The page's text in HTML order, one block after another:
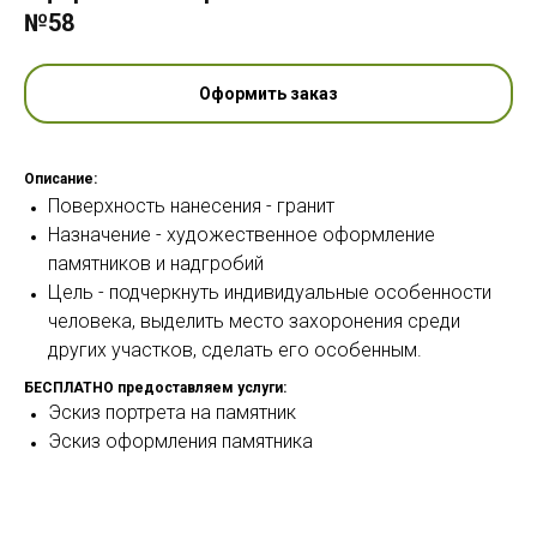
№58
Оформить заказ
Описание:
Поверхность нанесения - гранит
Назначение - художественное оформление
памятников и надгробий
Цель - подчеркнуть индивидуальные особенности
человека, выделить место захоронения среди
других участков, сделать его особенным.
БЕСПЛАТНО предоставляем услуги:
Эскиз портрета на памятник
Эскиз оформления памятника